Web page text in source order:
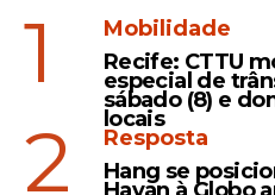
Leia Também
Jogo
'Casa
e
1
Mobilidade
Recife: CTTU
especial de
sábado (8) e
locais
2
Resposta
Hang se